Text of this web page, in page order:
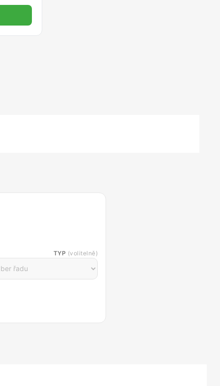
TYP (volitelně)